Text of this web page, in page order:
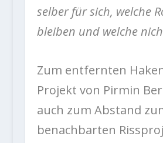
selber für sich, welche
bleiben und welche
Zum entfernten
Projekt von Pirmin
auch zum Abstand
benachbarten